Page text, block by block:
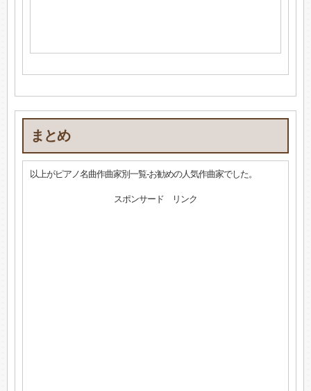
まとめ
以上がピアノ名曲作曲家別一覧-お勧めの人気作曲家でした。
スポンサード リンク